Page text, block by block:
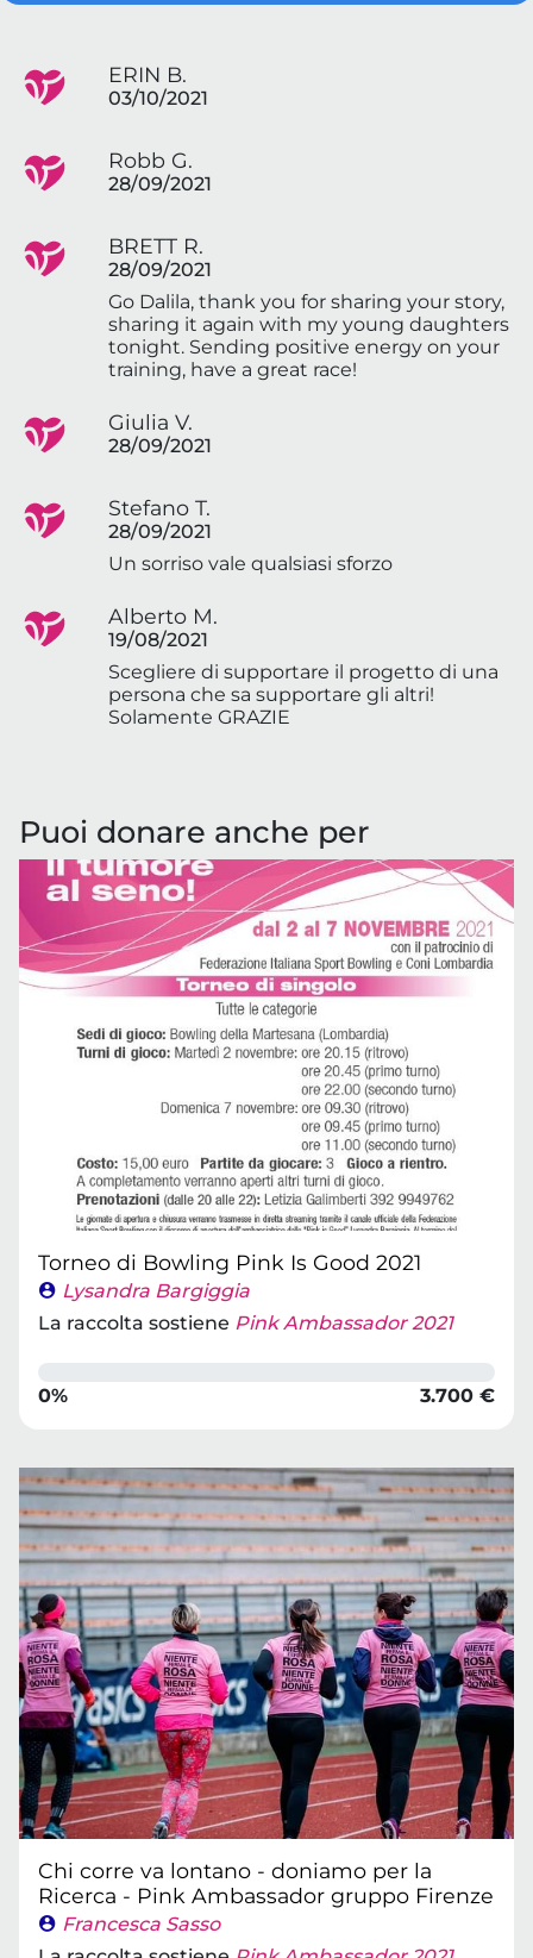
ERIN B.
03/10/2021
Robb G.
28/09/2021
BRETT R.
28/09/2021
Go Dalila, thank you for sharing your story,
sharing it again with my young daughters
tonight. Sending positive energy on your
training, have a great race!
Giulia V.
28/09/2021
Stefano T.
28/09/2021
Un sorriso vale qualsiasi sforzo
Alberto M.
19/08/2021
Scegliere di supportare il progetto di una
persona che sa supportare gli altri!
Solamente GRAZIE
Puoi donare anche per
Torneo di Bowling Pink Is Good 2021
Lysandra Bargiggia
La raccolta sostiene Pink Ambassador 2021
0% 3.700 €
Chi corre va lontano - doniamo per la
Ricerca - Pink Ambassador gruppo Firenze
Francesca Sasso